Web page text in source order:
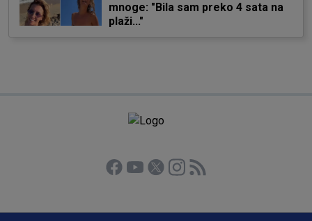
mnoge: "Bila sam preko 4 sata na
plaži..."